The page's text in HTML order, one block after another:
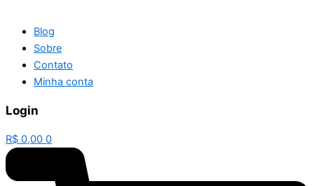
Blog
Sobre
Contato
Minha conta
Login
R$ 0,00 0